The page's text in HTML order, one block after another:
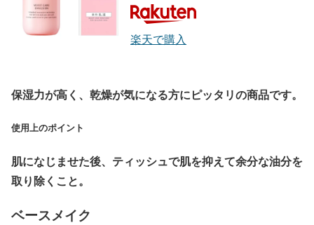
楽天で購入
保湿力が高く、乾燥が気になる方にピッタリの商品です。
使用上のポイント
肌になじませた後、ティッシュで肌を抑えて余分な油分を
取り除くこと。
ベースメイク